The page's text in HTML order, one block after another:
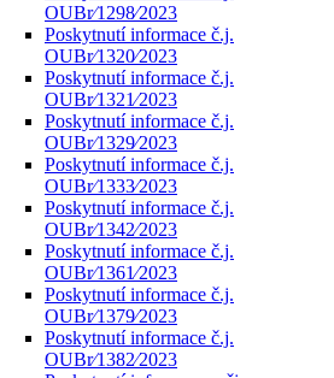
OUBr⁄1298⁄2023
Poskytnutí informace č.j.
OUBr⁄1320⁄2023
Poskytnutí informace č.j.
OUBr⁄1321⁄2023
Poskytnutí informace č.j.
OUBr⁄1329⁄2023
Poskytnutí informace č.j.
OUBr⁄1333⁄2023
Poskytnutí informace č.j.
OUBr⁄1342⁄2023
Poskytnutí informace č.j.
OUBr⁄1361⁄2023
Poskytnutí informace č.j.
OUBr⁄1379⁄2023
Poskytnutí informace č.j.
OUBr⁄1382⁄2023